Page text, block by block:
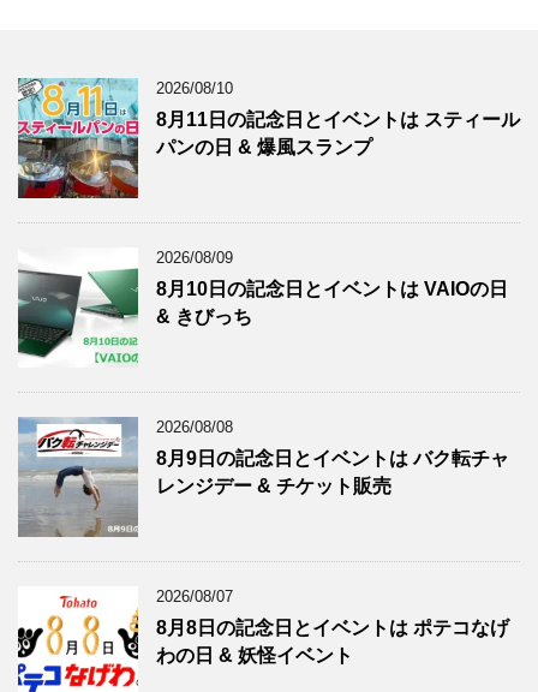
2026/08/10
8月11日の記念日とイベントは スティール
パンの日 & 爆風スランプ
2026/08/09
8月10日の記念日とイベントは VAIOの日
& きびっち
2026/08/08
8月9日の記念日とイベントは バク転チャ
レンジデー & チケット販売
2026/08/07
8月8日の記念日とイベントは ポテコなげ
わの日 & 妖怪イベント